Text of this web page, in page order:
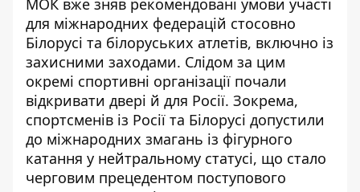
МОК вже зняв рекомендовані умови участі
для міжнародних федерацій стосовно
Білорусі та білоруських атлетів, включно із
захисними заходами. Слідом за цим
окремі спортивні організації почали
відкривати двері й для Росії. Зокрема,
спортсменів із Росії та Білорусі допустили
до міжнародних змагань із фігурного
катання у нейтральному статусі, що стало
черговим прецедентом поступового